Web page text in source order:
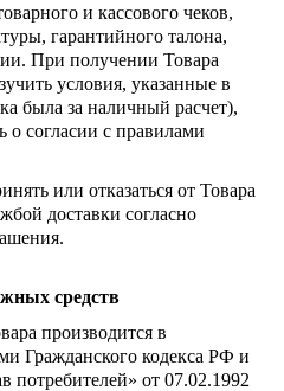
и кассового чеков,
гарантийного талона,
При получении Товара
условия, указанные в
была за наличный расчет),
о согласии с правилами
или отказаться от Товара
доставки согласно
средств
производится в
Гражданского кодекса РФ и
от 07.02.1992